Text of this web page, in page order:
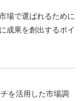
場で選ばれるために
成果を創出するポイ
を活用した市場調